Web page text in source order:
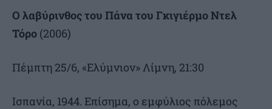
Ο λαβύρινθος του Πάνα του Γκιγιέρμο Ντελ
Τόρο (2006)
Πέμπτη 25/6, «Ελύμνιον» Λίμνη, 21:30
Ισπανία, 1944. Επίσημα, ο εμφύλιος πόλεμος